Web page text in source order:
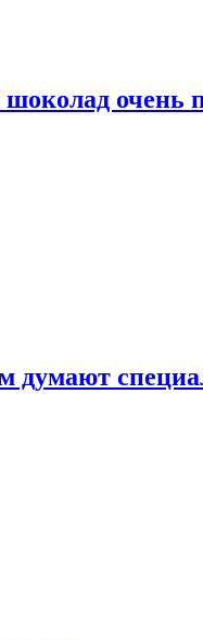
очень
думают